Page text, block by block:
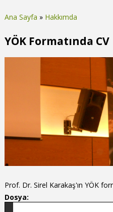
Ana Sayfa » Hakkımda
YÖK Formatında CV
Prof. Dr. Sirel Karakaş'ın YÖK
Dosya: